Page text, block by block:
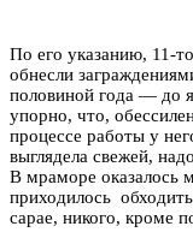
По его указанию, 11-
обнесли
половиной года — до
упорно, что,
процессе работы у
выглядела свежей,
В мраморе оказалось
приходилось
сарае, никого, кроме